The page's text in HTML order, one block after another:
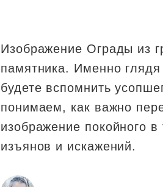
Изображение Ограды из
памятника. Именно
будете вспомнить
понимаем, как важно
изображение покойного в
изъянов и искажений.